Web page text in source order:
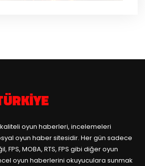
kaliteli oyun haberleri, incelemeleri
oyun haber sitesidir. Her gün sadece
MOBA, RTS, FPS gibi diğer oyun
oyun haberlerini okuyuculara sunmak